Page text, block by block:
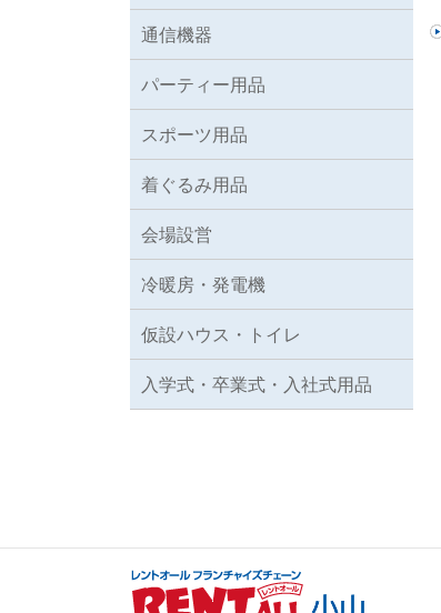
通信機器
パーティー用品
スポーツ用品
着ぐるみ用品
会場設営
冷暖房・発電機
仮設ハウス・トイレ
入学式・卒業式・入社式用品